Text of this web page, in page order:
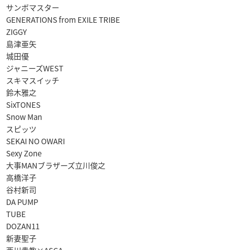
サンボマスター
GENERATIONS from EXILE TRIBE
ZIGGY
島津亜矢
城田優
ジャニーズWEST
スキマスイッチ
鈴木雅之
SixTONES
Snow Man
スピッツ
SEKAI NO OWARI
Sexy Zone
大事MANブラザーズ立川俊之
高橋洋子
谷村新司
DA PUMP
TUBE
DOZAN11
新妻聖子